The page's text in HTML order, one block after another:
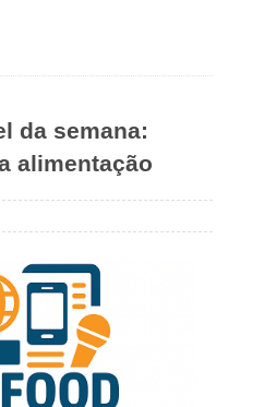
da semana:
alimentação